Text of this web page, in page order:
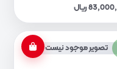
ریال
تصویر موجود نیست